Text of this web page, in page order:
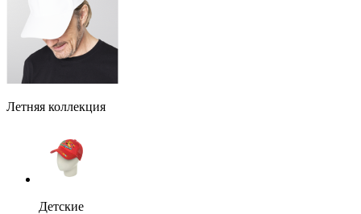
Летняя коллекция
Детские